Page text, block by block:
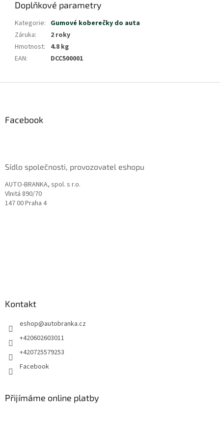
Doplňkové parametry
Kategorie: Gumové koberečky do auta
Záruka:
2 roky
Hmotnost:
4.8 kg
EAN: DCC500001
Facebook
Sídlo společnosti, provozovatel eshopu
AUTO-BRANKA, spol. s r.o.
Vlnitá 890/70
147 00 Praha 4
Kontakt
eshop@autobranka.cz
+420602603011
+420725579253
Facebook
Přijímáme online platby